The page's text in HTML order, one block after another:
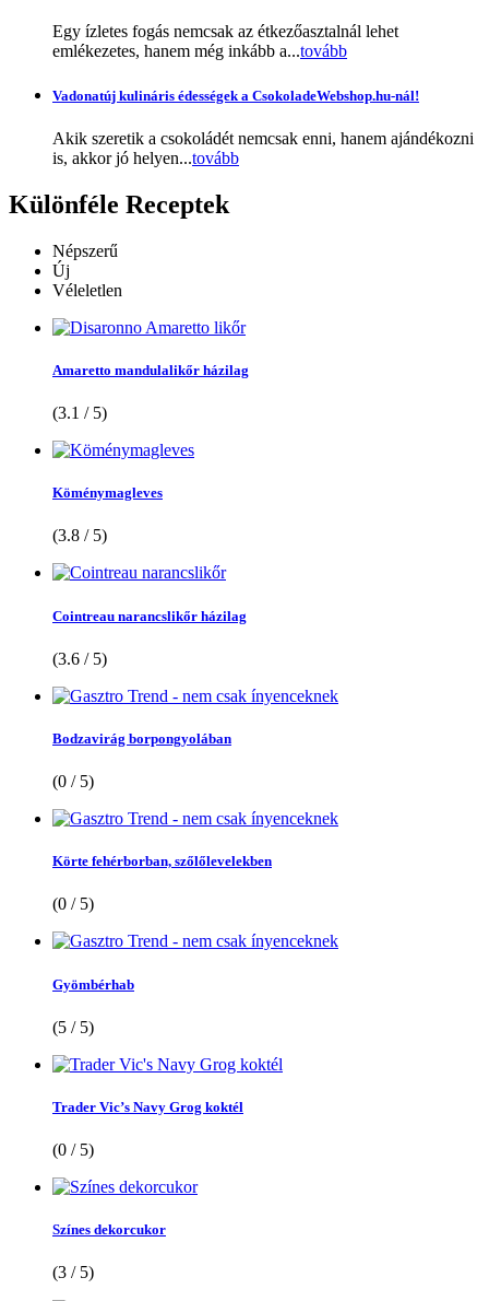
Egy ízletes fogás nemcsak az étkezőasztalnál lehet
emlékezetes, hanem még inkább a...tovább
Vadonatúj kulináris édességek a CsokoladeWebshop.hu-nál!
Akik szeretik a csokoládét nemcsak enni, hanem ajándékozni
is, akkor jó helyen...tovább
Különféle Receptek
Népszerű
Új
Véleletlen
Amaretto mandulalikőr házilag
(3.1 / 5)
Köménymagleves
(3.8 / 5)
Cointreau narancslikőr házilag
(3.6 / 5)
Bodzavirág borpongyolában
(0 / 5)
Körte fehérborban, szőlőlevelekben
(0 / 5)
Gyömbérhab
(5 / 5)
Trader Vic’s Navy Grog koktél
(0 / 5)
Színes dekorcukor
(3 / 5)